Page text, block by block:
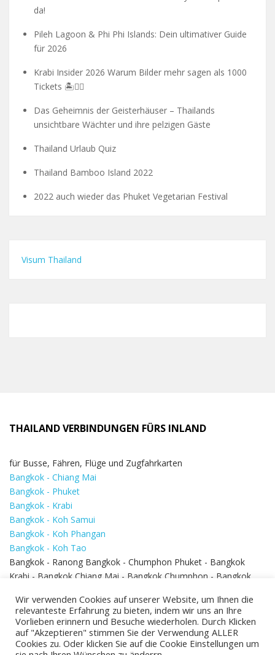
da!
Pileh Lagoon & Phi Phi Islands: Dein ultimativer Guide
für 2026
Krabi Insider 2026 Warum Bilder mehr sagen als 1000
Tickets 🏝️🧗‍♂️
Das Geheimnis der Geisterhäuser – Thailands
unsichtbare Wächter und ihre pelzigen Gäste
Thailand Urlaub Quiz
Thailand Bamboo Island 2022
2022 auch wieder das Phuket Vegetarian Festival
Visum Thailand
THAILAND VERBINDUNGEN FÜRS INLAND
für Busse, Fähren, Flüge und Zugfahrkarten
Bangkok - Chiang Mai
Bangkok - Phuket
Bangkok - Krabi
Bangkok - Koh Samui
Bangkok - Koh Phangan
Bangkok - Koh Tao
Bangkok - Ranong Bangkok - Chumphon Phuket - Bangkok
Krabi - Bangkok Chiang Mai - Bangkok Chumphon - Bangkok
Bangkok - Hua Hin
Wir verwenden Cookies auf unserer Website, um Ihnen die
relevanteste Erfahrung zu bieten, indem wir uns an Ihre
Vorlieben erinnern und Besuche wiederholen. Durch Klicken
auf "Akzeptieren" stimmen Sie der Verwendung ALLER
Cookies zu. Oder klicken Sie auf die Cookie Einstellungen um